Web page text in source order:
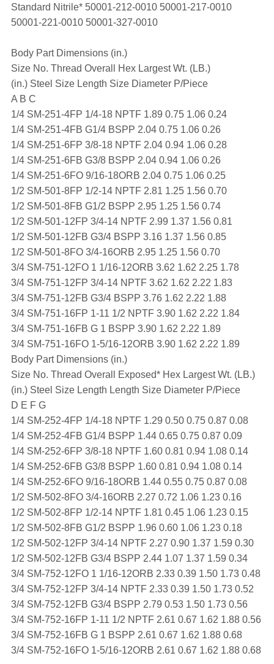
Standard Nitrile* 50001-212-0010 50001-217-0010
50001-221-0010 50001-327-0010
Body Part Dimensions (in.)
Size No. Thread Overall Hex Largest Wt. (LB.)
(in.) Steel Size Length Size Diameter P/Piece
A B C
1/4 SM-251-4FP 1/4-18 NPTF 1.89 0.75 1.06 0.24
1/4 SM-251-4FB G1/4 BSPP 2.04 0.75 1.06 0.26
1/4 SM-251-6FP 3/8-18 NPTF 2.04 0.94 1.06 0.28
1/4 SM-251-6FB G3/8 BSPP 2.04 0.94 1.06 0.26
1/4 SM-251-6FO 9/16-18ORB 2.04 0.75 1.06 0.25
1/2 SM-501-8FP 1/2-14 NPTF 2.81 1.25 1.56 0.70
1/2 SM-501-8FB G1/2 BSPP 2.95 1.25 1.56 0.74
1/2 SM-501-12FP 3/4-14 NPTF 2.99 1.37 1.56 0.81
1/2 SM-501-12FB G3/4 BSPP 3.16 1.37 1.56 0.85
1/2 SM-501-8FO 3/4-16ORB 2.95 1.25 1.56 0.70
3/4 SM-751-12FO 1 1/16-12ORB 3.62 1.62 2.25 1.78
3/4 SM-751-12FP 3/4-14 NPTF 3.62 1.62 2.22 1.83
3/4 SM-751-12FB G3/4 BSPP 3.76 1.62 2.22 1.88
3/4 SM-751-16FP 1-11 1/2 NPTF 3.90 1.62 2.22 1.84
3/4 SM-751-16FB G 1 BSPP 3.90 1.62 2.22 1.89
3/4 SM-751-16FO 1-5/16-12ORB 3.90 1.62 2.22 1.89
Body Part Dimensions (in.)
Size No. Thread Overall Exposed* Hex Largest Wt. (LB.)
(in.) Steel Size Length Length Size Diameter P/Piece
D E F G
1/4 SM-252-4FP 1/4-18 NPTF 1.29 0.50 0.75 0.87 0.08
1/4 SM-252-4FB G1/4 BSPP 1.44 0.65 0.75 0.87 0.09
1/4 SM-252-6FP 3/8-18 NPTF 1.60 0.81 0.94 1.08 0.14
1/4 SM-252-6FB G3/8 BSPP 1.60 0.81 0.94 1.08 0.14
1/4 SM-252-6FO 9/16-18ORB 1.44 0.55 0.75 0.87 0.08
1/2 SM-502-8FO 3/4-16ORB 2.27 0.72 1.06 1.23 0.16
1/2 SM-502-8FP 1/2-14 NPTF 1.81 0.45 1.06 1.23 0.15
1/2 SM-502-8FB G1/2 BSPP 1.96 0.60 1.06 1.23 0.18
1/2 SM-502-12FP 3/4-14 NPTF 2.27 0.90 1.37 1.59 0.30
1/2 SM-502-12FB G3/4 BSPP 2.44 1.07 1.37 1.59 0.34
3/4 SM-752-12FO 1 1/16-12ORB 2.33 0.39 1.50 1.73 0.48
3/4 SM-752-12FP 3/4-14 NPTF 2.33 0.39 1.50 1.73 0.52
3/4 SM-752-12FB G3/4 BSPP 2.79 0.53 1.50 1.73 0.56
3/4 SM-752-16FP 1-11 1/2 NPTF 2.61 0.67 1.62 1.88 0.56
3/4 SM-752-16FB G 1 BSPP 2.61 0.67 1.62 1.88 0.68
3/4 SM-752-16FO 1-5/16-12ORB 2.61 0.67 1.62 1.88 0.68